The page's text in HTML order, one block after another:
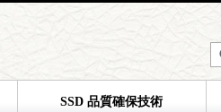
SSD 品質確保技術